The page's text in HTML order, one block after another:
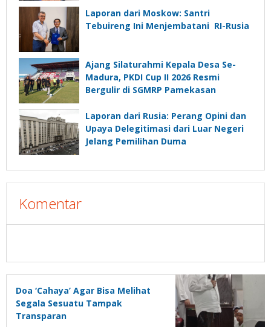
Laporan dari Moskow: Santri
Tebuireng Ini Menjembatani RI-Rusia
Ajang Silaturahmi Kepala Desa Se-
Madura, PKDI Cup II 2026 Resmi
Bergulir di SGMRP Pamekasan
Laporan dari Rusia: Perang Opini dan
Upaya Delegitimasi dari Luar Negeri
Jelang Pemilihan Duma
Komentar
Doa ‘Cahaya’ Agar Bisa Melihat
Segala Sesuatu Tampak
Transparan